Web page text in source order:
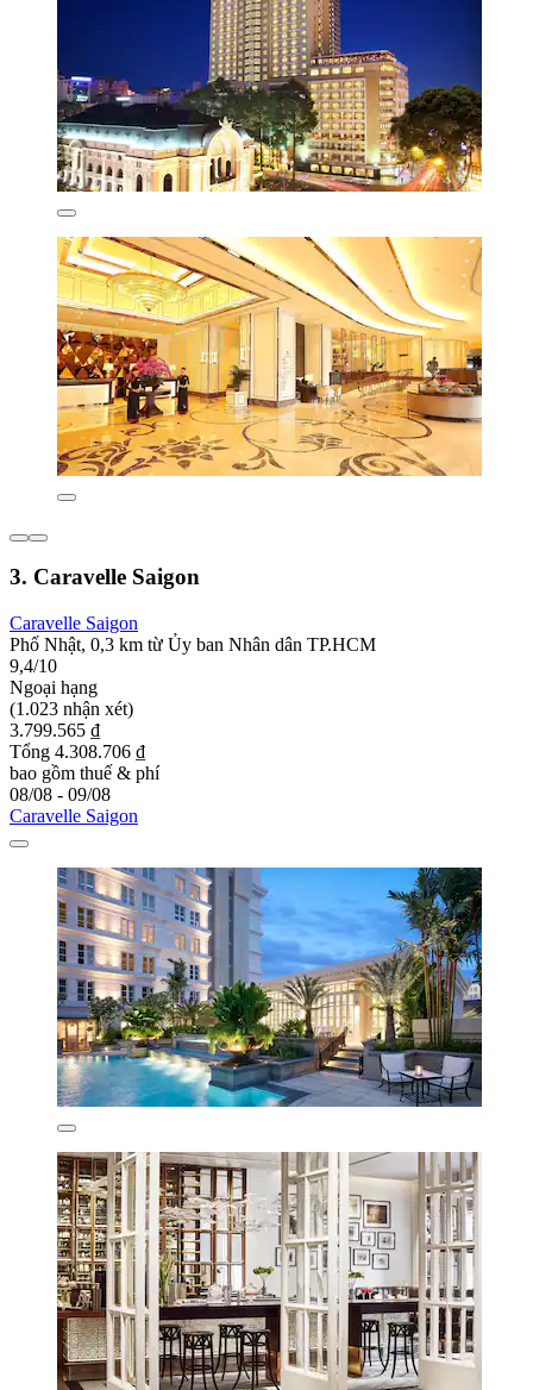
3. Caravelle Saigon
Caravelle Saigon
Phố Nhật, 0,3 km từ Ủy ban Nhân dân TP.HCM
9,4/10
Ngoại hạng
(1.023 nhận xét)
3.799.565 ₫
Tổng 4.308.706 ₫
bao gồm thuế & phí
08/08 - 09/08
Caravelle Saigon